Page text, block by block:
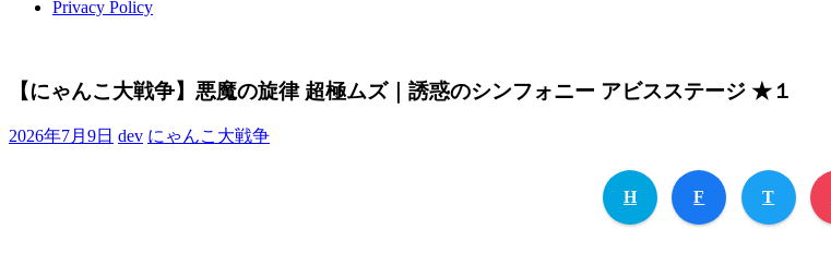
Privacy Policy
【にゃんこ大戦争】悪魔の旋律 超極ムズ｜誘惑のシンフォニー アビスステージ ★１
2026年7月9日 dev にゃんこ大戦争
H F T